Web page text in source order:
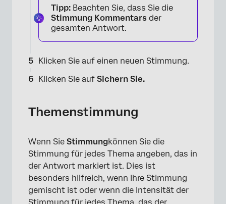
×
Tipp: Beachten Sie, dass Sie die
Stimmung Kommentars der
gesamten Antwort.
Klicken Sie auf einen neuen Stimmung.
Klicken Sie auf Sichern Sie.
Themenstimmung
Wenn Sie Stimmungkönnen Sie die
Stimmung für jedes Thema angeben, das in
der Antwort markiert ist. Dies ist
besonders hilfreich, wenn Ihre Stimmung
gemischt ist oder wenn die Intensität der